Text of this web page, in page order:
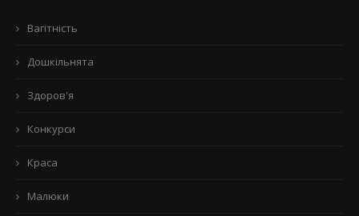
Вагітність
Дошкільнята
Здоров'я
Конкурси
Краса
Малюки